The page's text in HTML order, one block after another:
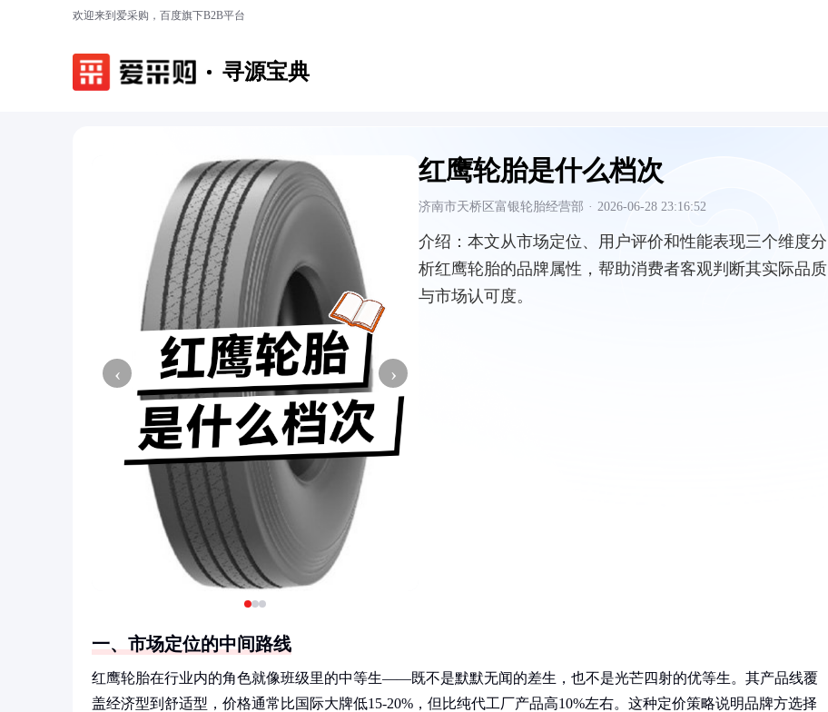
欢迎来到爱采购，百度旗下B2B平台
寻源宝典
‹ ›
红鹰轮胎是什么档次
济南市天桥区富银轮胎经营部 · 2026-06-28 23:16:52
介绍： 本文从市场定位、用户评价和性能表现三个维度分
析红鹰轮胎的品牌属性，帮助消费者客观判断其实际品质
与市场认可度。
一、市场定位的中间路线
红鹰轮胎在行业内的角色就像班级里的中等生——既不是默默无闻的差生，也不是光芒四射的优等生。其产品线覆
盖经济型到舒适型，价格通常比国际大牌低15-20%，但比纯代工厂产品高10%左右。这种定价策略说明品牌方选择